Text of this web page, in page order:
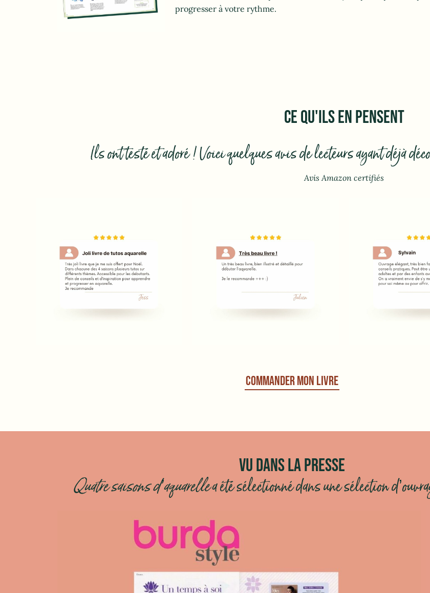
progresser à votre rythme.
CE QU'ILS EN PENSENT
Ils ont testé et adoré ! Voici quelques avis de lecteurs ayant déjà
Avis Amazon certifiés
COMMANDER MON LIVRE
VU DANS LA PRESSE
Quatre saisons d’aquarellea été sélectionné dans une sélection